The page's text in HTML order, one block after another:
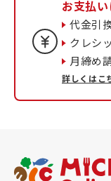
お支払
代金引
クレシ
月締め
詳しくはこ